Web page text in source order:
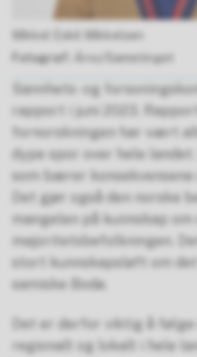
Mikkel Eskil Mikkelsen
Árvu/Sametinget
Sannhets- og
rapport i juni 2023.
fornorskningen har vært
dype spor over hele
som bærer
Det gjør også den norske
mangelen på kunnskap om
majoritetsbefolkningen.
stort kunnskapsløft om
samiske Bodø.
Det er derfor viktig å
regionalt og lokalt i hele